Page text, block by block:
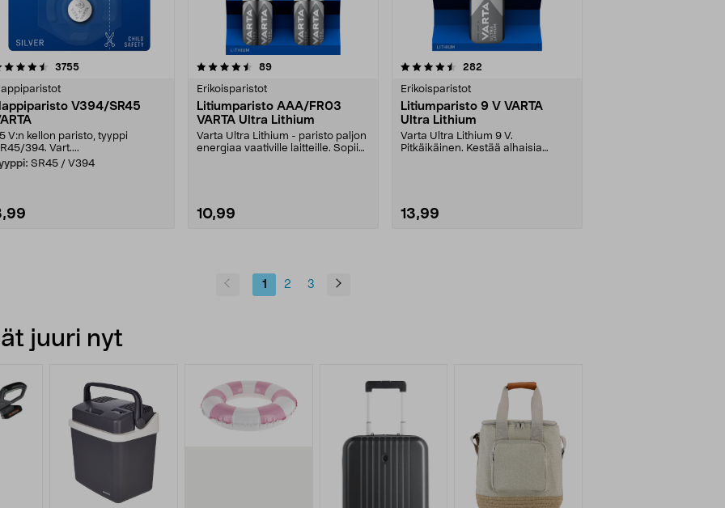
3755arvostelut
V394/SR45
V:n kellon paristo, tyyppi
394. Vart....
SR45 / V394
4.5 viidestä
89arvostelut
Erikoisparistot
Litiumparisto AAA/FR03
VARTA Ultra Lithium
Varta Ultra Lithium - paristo paljon
energiaa vaativille laitteille. Sopii
10,99
4.5 viidestä
282
Erikoisparistot
Litiumparisto 9 V VARTA
Ultra Lithium
Varta Ultra Lithium 9 V.
Pitkäikäinen. Kestää alhaisia
13,99
1
2 3
juuri nyt